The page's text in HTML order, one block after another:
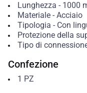
Lunghezza - 1000
Materiale- Acciaio
Tipologia - Con
Protezione della
Tipo di
Confezione
1 PZ